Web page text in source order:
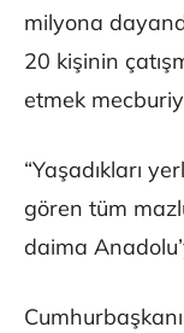
milyona
20 kişinin
etmek
“Yaşadıkları
gören tüm
daima